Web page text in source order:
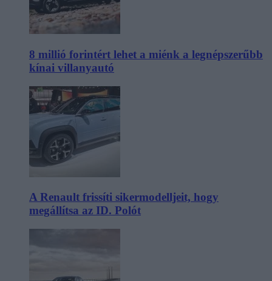
8 millió forintért lehet a miénk a legnépszerűbb
kínai villanyautó
A Renault frissíti sikermodelljeit, hogy
megállítsa az ID. Polót